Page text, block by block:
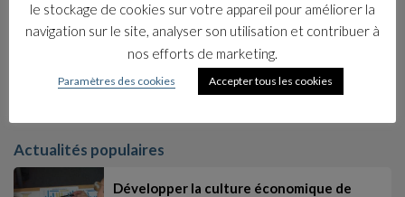
J’accepte de recevoir la newsletter du CIPE. Votre adresse
lettres d'information du CIPE. Vous pouvez à tout moment
utiliser le lien de désabonnement intégré dans la newsletter.
Actualités populaires
Développer la culture économique de
le stockage de cookies sur votre appareil pour améliorer la
navigation sur le site, analyser son utilisation et contribuer à
nos efforts de marketing.
Paramètres des cookies Accepter tous les cookies